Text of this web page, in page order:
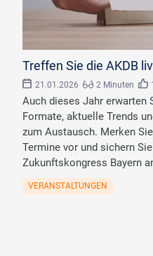
Treffen Sie die AKDB
21.01.2026 2 Minuten
Auch dieses Jahr erwarten
Formate, aktuelle Trends
zum Austausch. Merken
Termine vor und sichern
Zukunftskongress Bayern
VERANSTALTUNGEN